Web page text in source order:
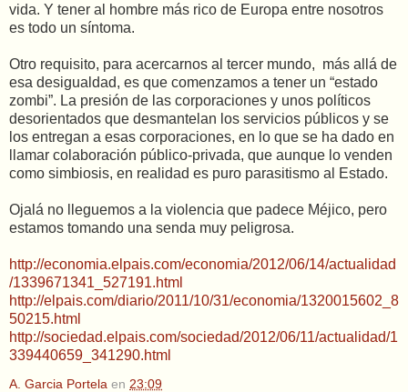
vida. Y tener al hombre más rico de Europa entre nosotros
es todo un síntoma.
Otro requisito, para acercarnos al tercer mundo, más allá de
esa desigualdad, es que comenzamos a tener un “estado
zombi”. La presión de las corporaciones y unos políticos
desorientados que desmantelan los servicios públicos y se
los entregan a esas corporaciones, en lo que se ha dado en
llamar colaboración público-privada, que aunque lo venden
como simbiosis, en realidad es puro parasitismo al Estado.
Ojalá no lleguemos a la violencia que padece Méjico, pero
estamos tomando una senda muy peligrosa.
http://economia.elpais.com/economia/2012/06/14/actualidad
/1339671341_527191.html
http://elpais.com/diario/2011/10/31/economia/1320015602_8
50215.html
http://sociedad.elpais.com/sociedad/2012/06/11/actualidad/1
339440659_341290.html
A. Garcia Portela en 23:09